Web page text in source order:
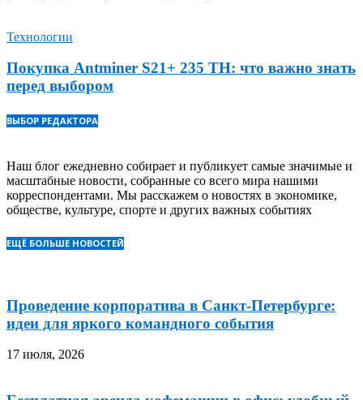
Технологии
Покупка Antminer S21+ 235 TH: что важно знать
перед выбором
ВЫБОР РЕДАКТОРА
Наш блог ежедневно собирает и публикует самые значимые и
масштабные новости, собранные со всего мира нашими
корреспондентами. Мы расскажем о новостях в экономике,
обществе, культуре, спорте и других важных событиях
ЕЩЁ БОЛЬШЕ НОВОСТЕЙ
Проведение корпоратива в Санкт-Петербурге:
идеи для яркого командного события
17 июля, 2026